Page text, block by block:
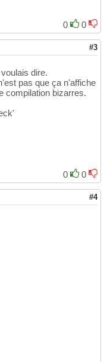
0
0
#3
dire.
pas que ça n'affiche
compilation bizarres.
0
0
#4